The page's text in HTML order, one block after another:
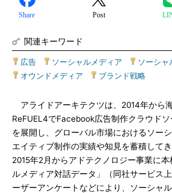
Share Post
関連キーワード
広告 ソーシャルメディア ソーシャ
オウンドメディア
ブランド戦略
アライドアーキテクツは、2014年から
ReFUEL4でFacebook広告制作クラウドソ
を展開し、グローバル市場におけるソー
エイティブ制作の実績や知見を蓄積して
2015年2月からアドテクノロジー事業に
ルメディア対話データ」（同社サービス
ーザーアンケートなどにより、ソーシャ